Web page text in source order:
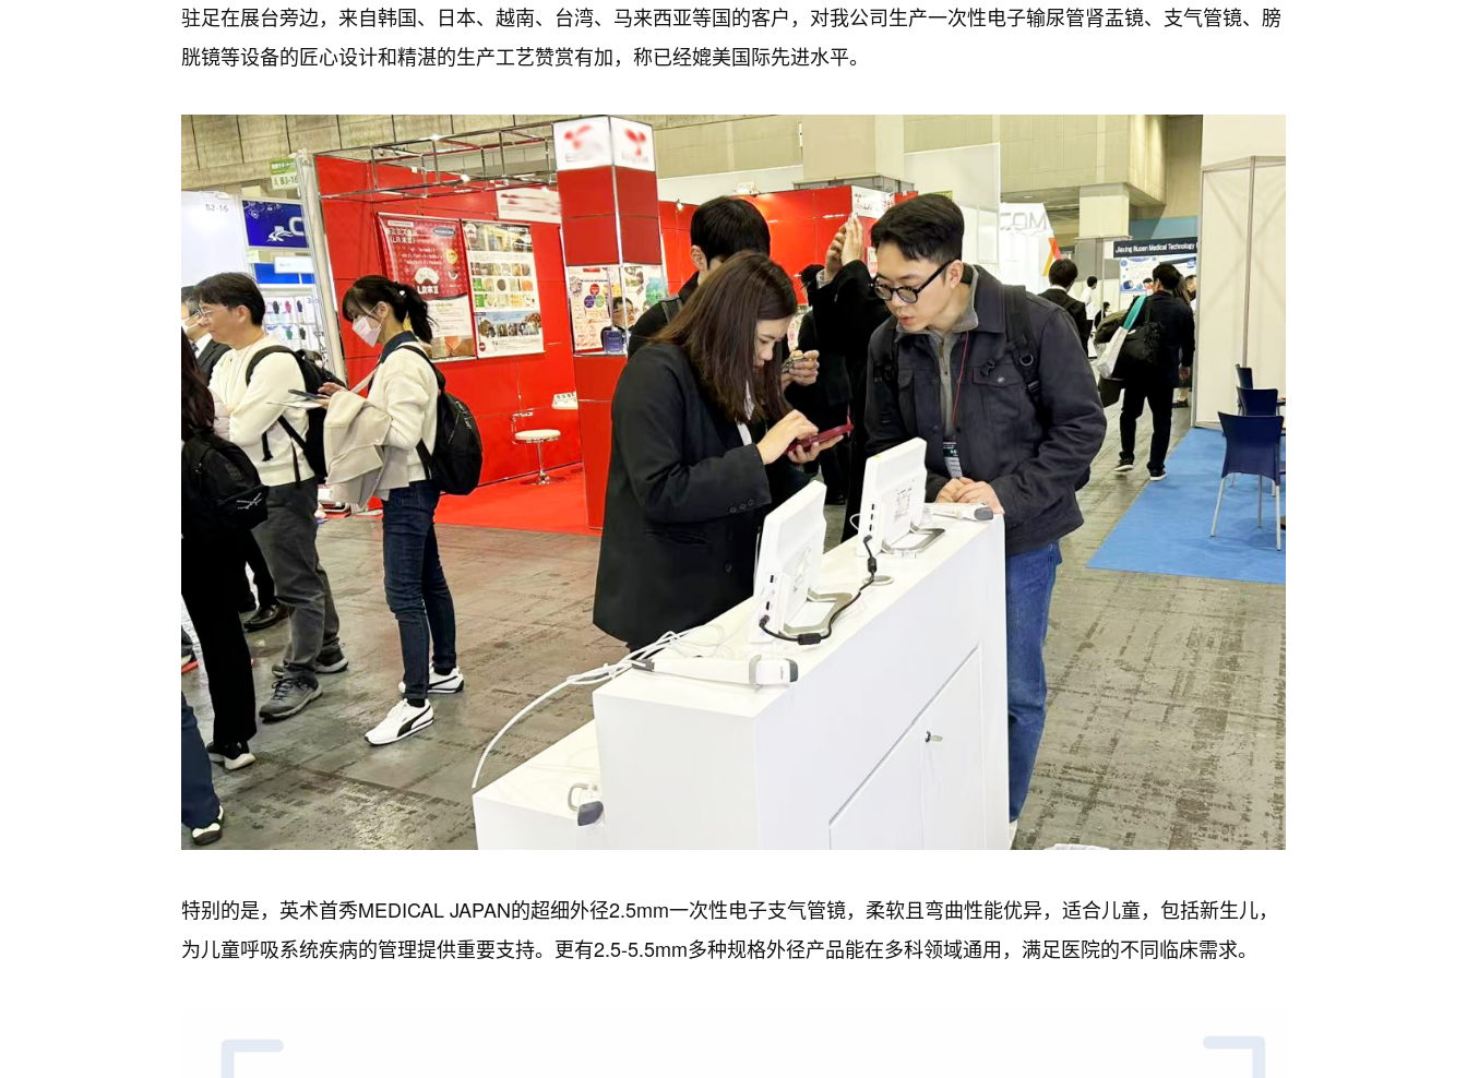
驻足在展台旁边，来自韩国、日本、越南、台湾、马来西亚等国的客户，对我公司生产一次性电子输尿管肾盂镜、支气管镜、膀
胱镜等设备的匠心设计和精湛的生产工艺赞赏有加，称已经媲美国际先进水平。
特别的是，英术首秀MEDICAL JAPAN的超细外径2.5mm一次性电子支气管镜，柔软且弯曲性能优异，适合儿童，包括新生儿，
为儿童呼吸系统疾病的管理提供重要支持。更有2.5-5.5mm多种规格外径产品能在多科领域通用，满足医院的不同临床需求。